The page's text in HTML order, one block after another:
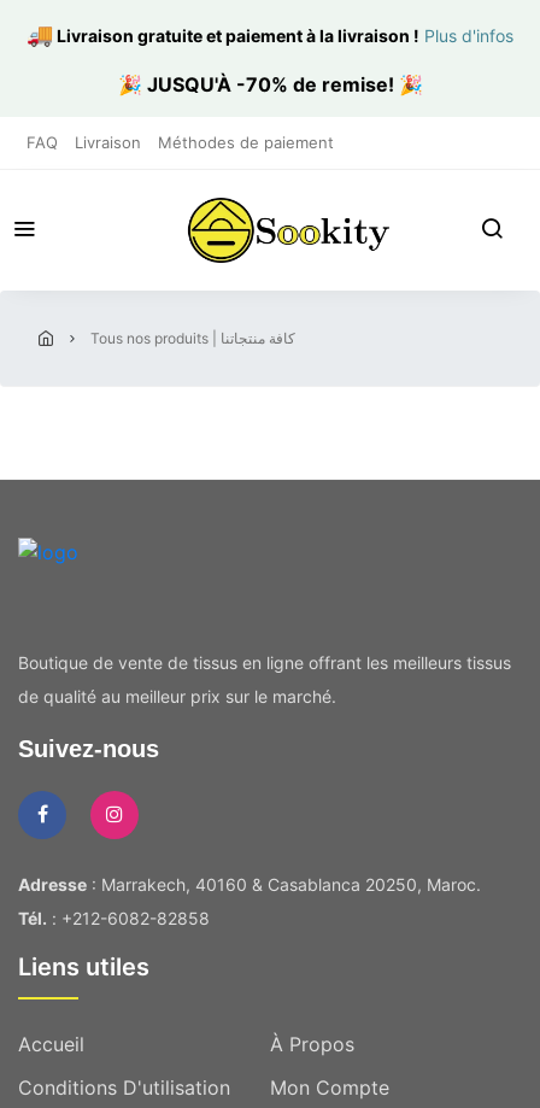
🚚 Livraison gratuite et paiement à la livraison ! Plus d'infos
🎉 JUSQU'À -70% de remise! 🎉
FAQ Livraison Méthodes de paiement
tous nos produits | كافة منتجاتنا
Boutique de vente de tissus en ligne offrant les meilleurs tissus
de qualité au meilleur prix sur le marché.
Suivez-nous
Adresse : Marrakech, 40160 & Casablanca 20250, Maroc.
Tél. : +212-6082-82858
Liens utiles
Accueil
À Propos
Conditions D'utilisation
Mon Compte